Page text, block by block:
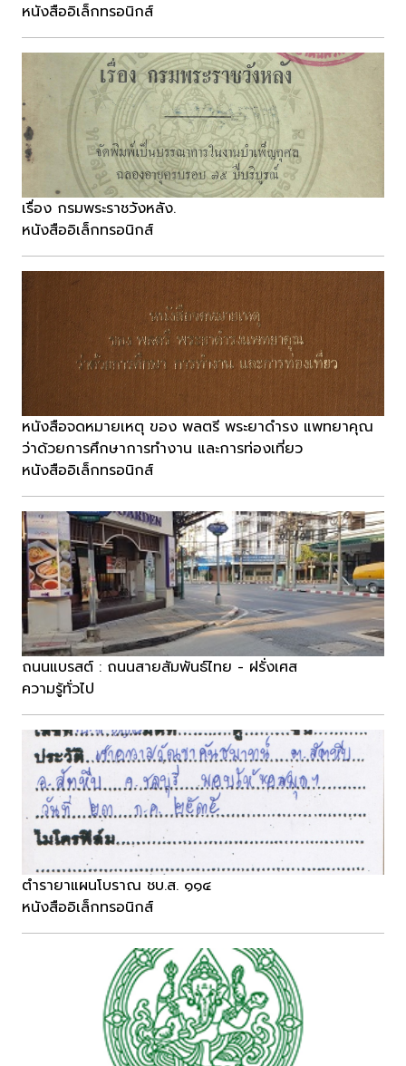
หนังสืออิเล็กทรอนิกส์
เรื่อง กรมพระราชวังหลัง.
หนังสืออิเล็กทรอนิกส์
หนังสือจดหมายเหตุ ของ พลตรี พระยาดำรง แพทยาคุณ
ว่าด้วยการศึกษาการทำงาน และการท่องเที่ยว
หนังสืออิเล็กทรอนิกส์
ถนนแบรสต์ : ถนนสายสัมพันธ์ไทย - ฝรั่งเศส
ความรู้ทั่วไป
ตำรายาแผนโบราณ ชบ.ส. ๑๑๔
หนังสืออิเล็กทรอนิกส์